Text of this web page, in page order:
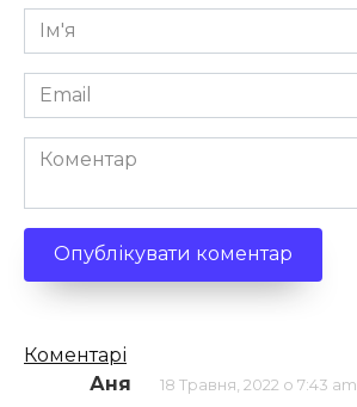
Ім'я
*
Email
*
Коментар
Кількість
коментарів
Коментарі
Аня
18 Травня, 2022 о 7:43 am